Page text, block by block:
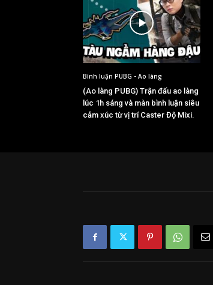
Bình luận PUBG - Ao làng
(Ao làng PUBG) Trận đấu ao làng
lúc 1h sáng và màn bình luận siêu
cảm xúc từ vị trí Caster Độ Mixi.